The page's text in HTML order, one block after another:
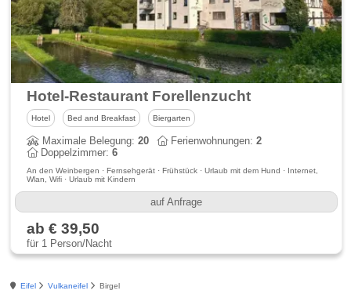
Hotel-Restaurant Forellenzucht
Hotel Bed and Breakfast Biergarten
Maximale Belegung:20 Ferienwohnungen:2
Doppelzimmer:6
An den Weinbergen · Fernsehgerät · Frühstück · Urlaub mit dem Hund · Internet,
Wlan, Wifi · Urlaub mit Kindern
auf Anfrage
ab € 39,50
für 1 Person/Nacht
Eifel Vulkaneifel Birgel